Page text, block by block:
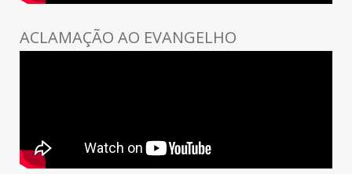
ACLAMAÇÃO AO EVANGELHO